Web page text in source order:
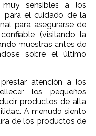
muy sensibles a los
para el cuidado de la
para asegurarse de
(visitando la
muestras antes de
sobre el último
atención a los
los pequeños
productos de alta
A menudo siento
de los productos de